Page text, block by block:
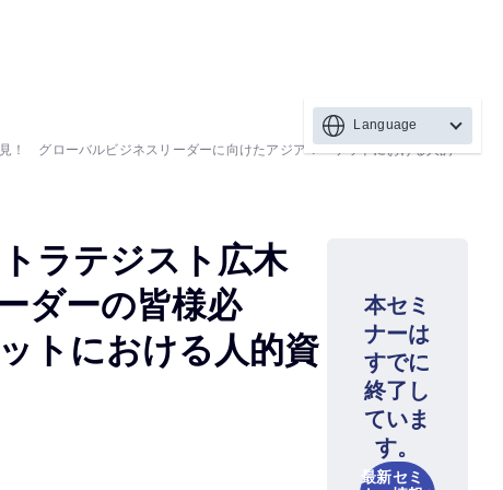
Language
！ グローバルビジネスリーダーに向けたアジアマーケットにおける人的
ラテジスト広木
ダーの皆様必
トにおける人的資
本セミ
ナーは
すでに
終了し
ていま
す。
最新セミ